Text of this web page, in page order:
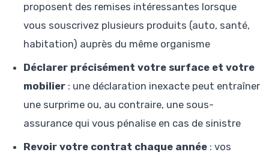
proposent des remises intéressantes lorsque
vous souscrivez plusieurs produits (auto, santé,
habitation) auprès du même organisme
Déclarer précisément votre surface et votre
mobilier : une déclaration inexacte peut entraîner
une surprime ou, au contraire, une sous-
assurance qui vous pénalise en cas de sinistre
Revoir votre contrat chaque année : vos